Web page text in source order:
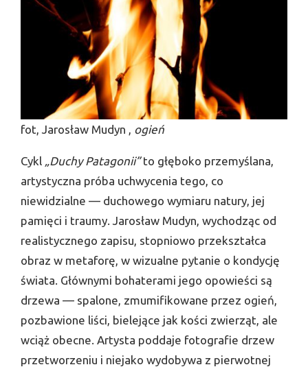
fot, Jarosław Mudyn , ogień
Cykl „Duchy Patagonii”to głęboko przemyślana,
artystyczna próba uchwycenia tego, co
niewidzialne — duchowego wymiaru natury, jej
pamięci i traumy. Jarosław Mudyn, wychodząc od
realistycznego zapisu, stopniowo przekształca
obraz w metaforę, w wizualne pytanie o kondycję
świata. Głównymi bohaterami jego opowieści są
drzewa — spalone, zmumifikowane przez ogień,
pozbawione liści, bielejące jak kości zwierząt, ale
wciąż obecne. Artysta poddaje fotografie drzew
przetworzeniu i niejako wydobywa z pierwotnej